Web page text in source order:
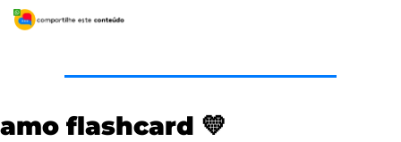
amo flashcard 💛